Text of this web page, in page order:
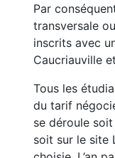
Par
transversale
inscrits avec
Caucriauville
Tous les
du tarif
se déroule soit
soit sur le site